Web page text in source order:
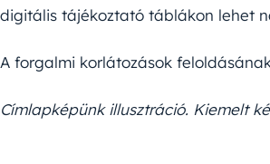
digitális tájékoztató táblákon lehet
A forgalmi korlátozások
Címlapképünk illusztráció. Kiemelt